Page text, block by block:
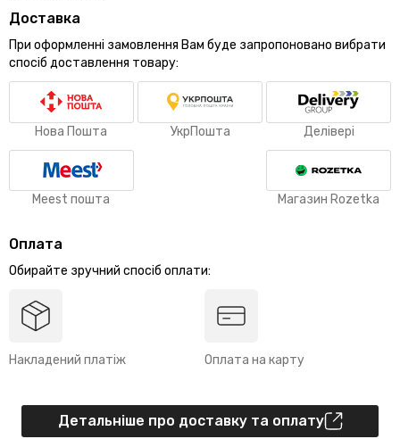
Доставка
При оформленні замовлення Вам буде запропоновано вибрати
спосіб доставлення товару:
Нова Пошта УкрПошта Делівері
Meest пошта Магазин Rozetka
Оплата
Обирайте зручний спосіб оплати:
Накладений платіж Оплата на карту
Детальніше про доставку та оплату